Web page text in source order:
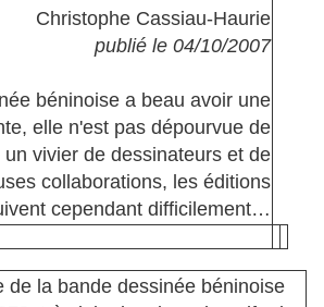
Christophe Cassiau-Haurie
publié le 04/10/2007
béninoise a beau avoir une
elle n'est pas dépourvue de
vivier de dessinateurs et de
collaborations, les éditions
cependant difficilement…
de la bande dessinée béninoise